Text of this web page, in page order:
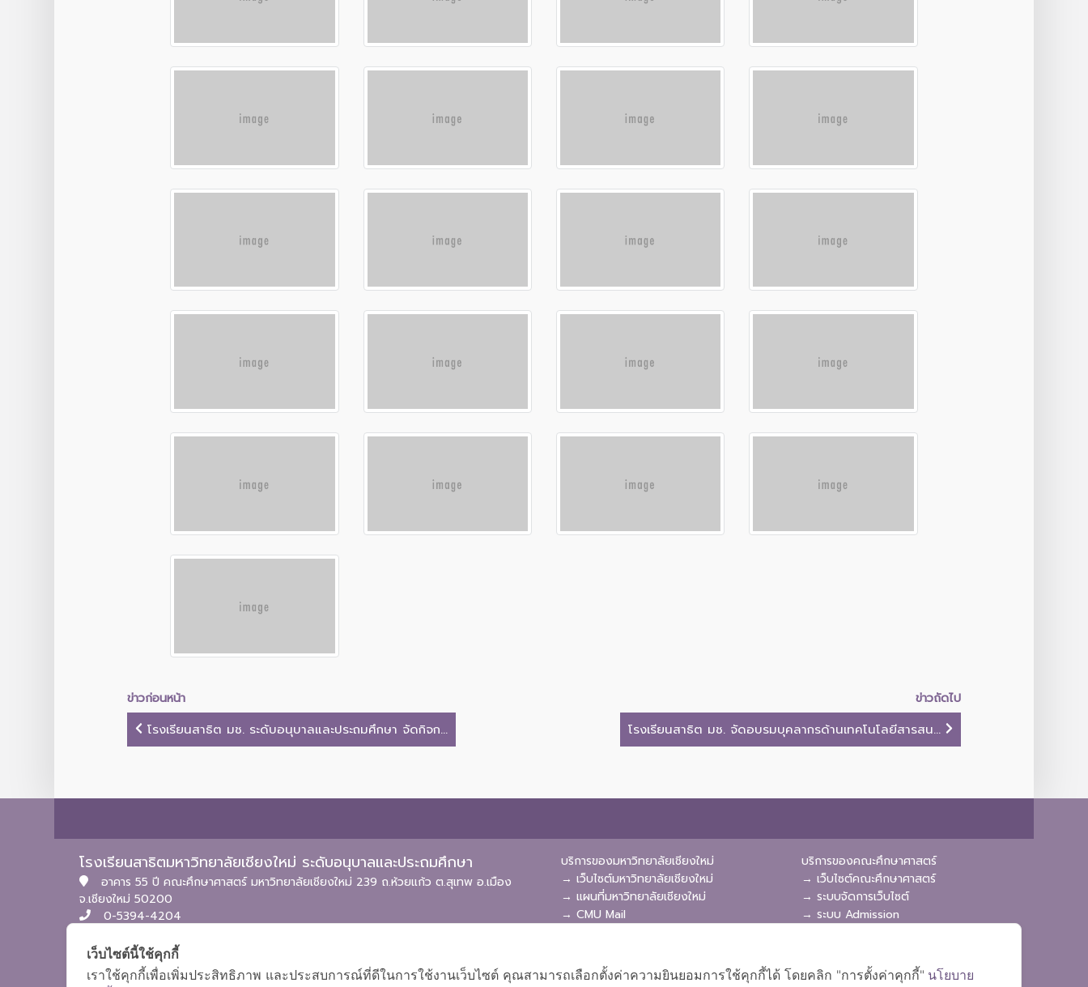
ข่าวก่อนหน้า
ข่าวถัดไป
โรงเรียนสาธิต มช. ระดับอนุบาลและประถมศึกษา จัดกิจก...
โรงเรียนสาธิต มช. จัดอบรมบุคลากรด้านเทคโนโลยีสารสน...
โรงเรียนสาธิตมหาวิทยาลัยเชียงใหม่ ระดับอนุบาลและประถมศึกษา
อาคาร 55 ปี คณะศึกษาศาสตร์ มหาวิทยาลัยเชียงใหม่ 239 ถ.ห้วยแก้ว ต.สุเทพ อ.เมือง
จ.เชียงใหม่ 50200
0-5394-4204
บริการของมหาวิทยาลัยเชียงใหม่
→ เว็บไซต์มหาวิทยาลัยเชียงใหม่
→ แผนที่มหาวิทยาลัยเชียงใหม่
→ CMU Mail
→ CMU WiFi
บริการของคณะศึกษาศาสตร์
→ เว็บไซต์คณะศึกษาศาสตร์
→ ระบบจัดการเว็บไซต์
→ ระบบ Admission
เว็บไซต์นี้ใช้คุกกี้
เราใช้คุกกี้เพื่อเพิ่มประสิทธิภาพ และประสบการณ์ที่ดีในการใช้งานเว็บไซต์ คุณสามารถเลือกตั้งค่าความยินยอมการใช้คุกกี้ได้ โดยคลิก "การตั้งค่าคุกกี้" นโยบาย